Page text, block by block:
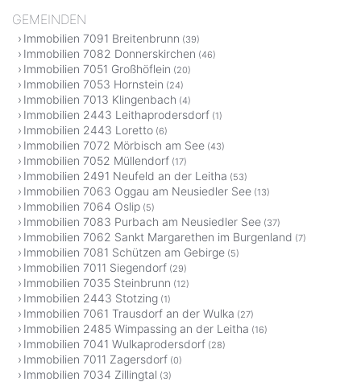
GEMEINDEN
Immobilien 7091 Breitenbrunn (39)
Immobilien 7082 Donnerskirchen (46)
Immobilien 7051 Großhöflein (20)
Immobilien 7053 Hornstein (24)
Immobilien 7013 Klingenbach (4)
Immobilien 2443 Leithaprodersdorf (1)
Immobilien 2443 Loretto (6)
Immobilien 7072 Mörbisch am See (43)
Immobilien 7052 Müllendorf (17)
Immobilien 2491 Neufeld an der Leitha (53)
Immobilien 7063 Oggau am Neusiedler See (13)
Immobilien 7064 Oslip (5)
Immobilien 7083 Purbach am Neusiedler See (37)
Immobilien 7062 Sankt Margarethen im Burgenland (7)
Immobilien 7081 Schützen am Gebirge (5)
Immobilien 7011 Siegendorf (29)
Immobilien 7035 Steinbrunn (12)
Immobilien 2443 Stotzing (1)
Immobilien 7061 Trausdorf an der Wulka (27)
Immobilien 2485 Wimpassing an der Leitha (16)
Immobilien 7041 Wulkaprodersdorf (28)
Immobilien 7011 Zagersdorf (0)
Immobilien 7034 Zillingtal (3)